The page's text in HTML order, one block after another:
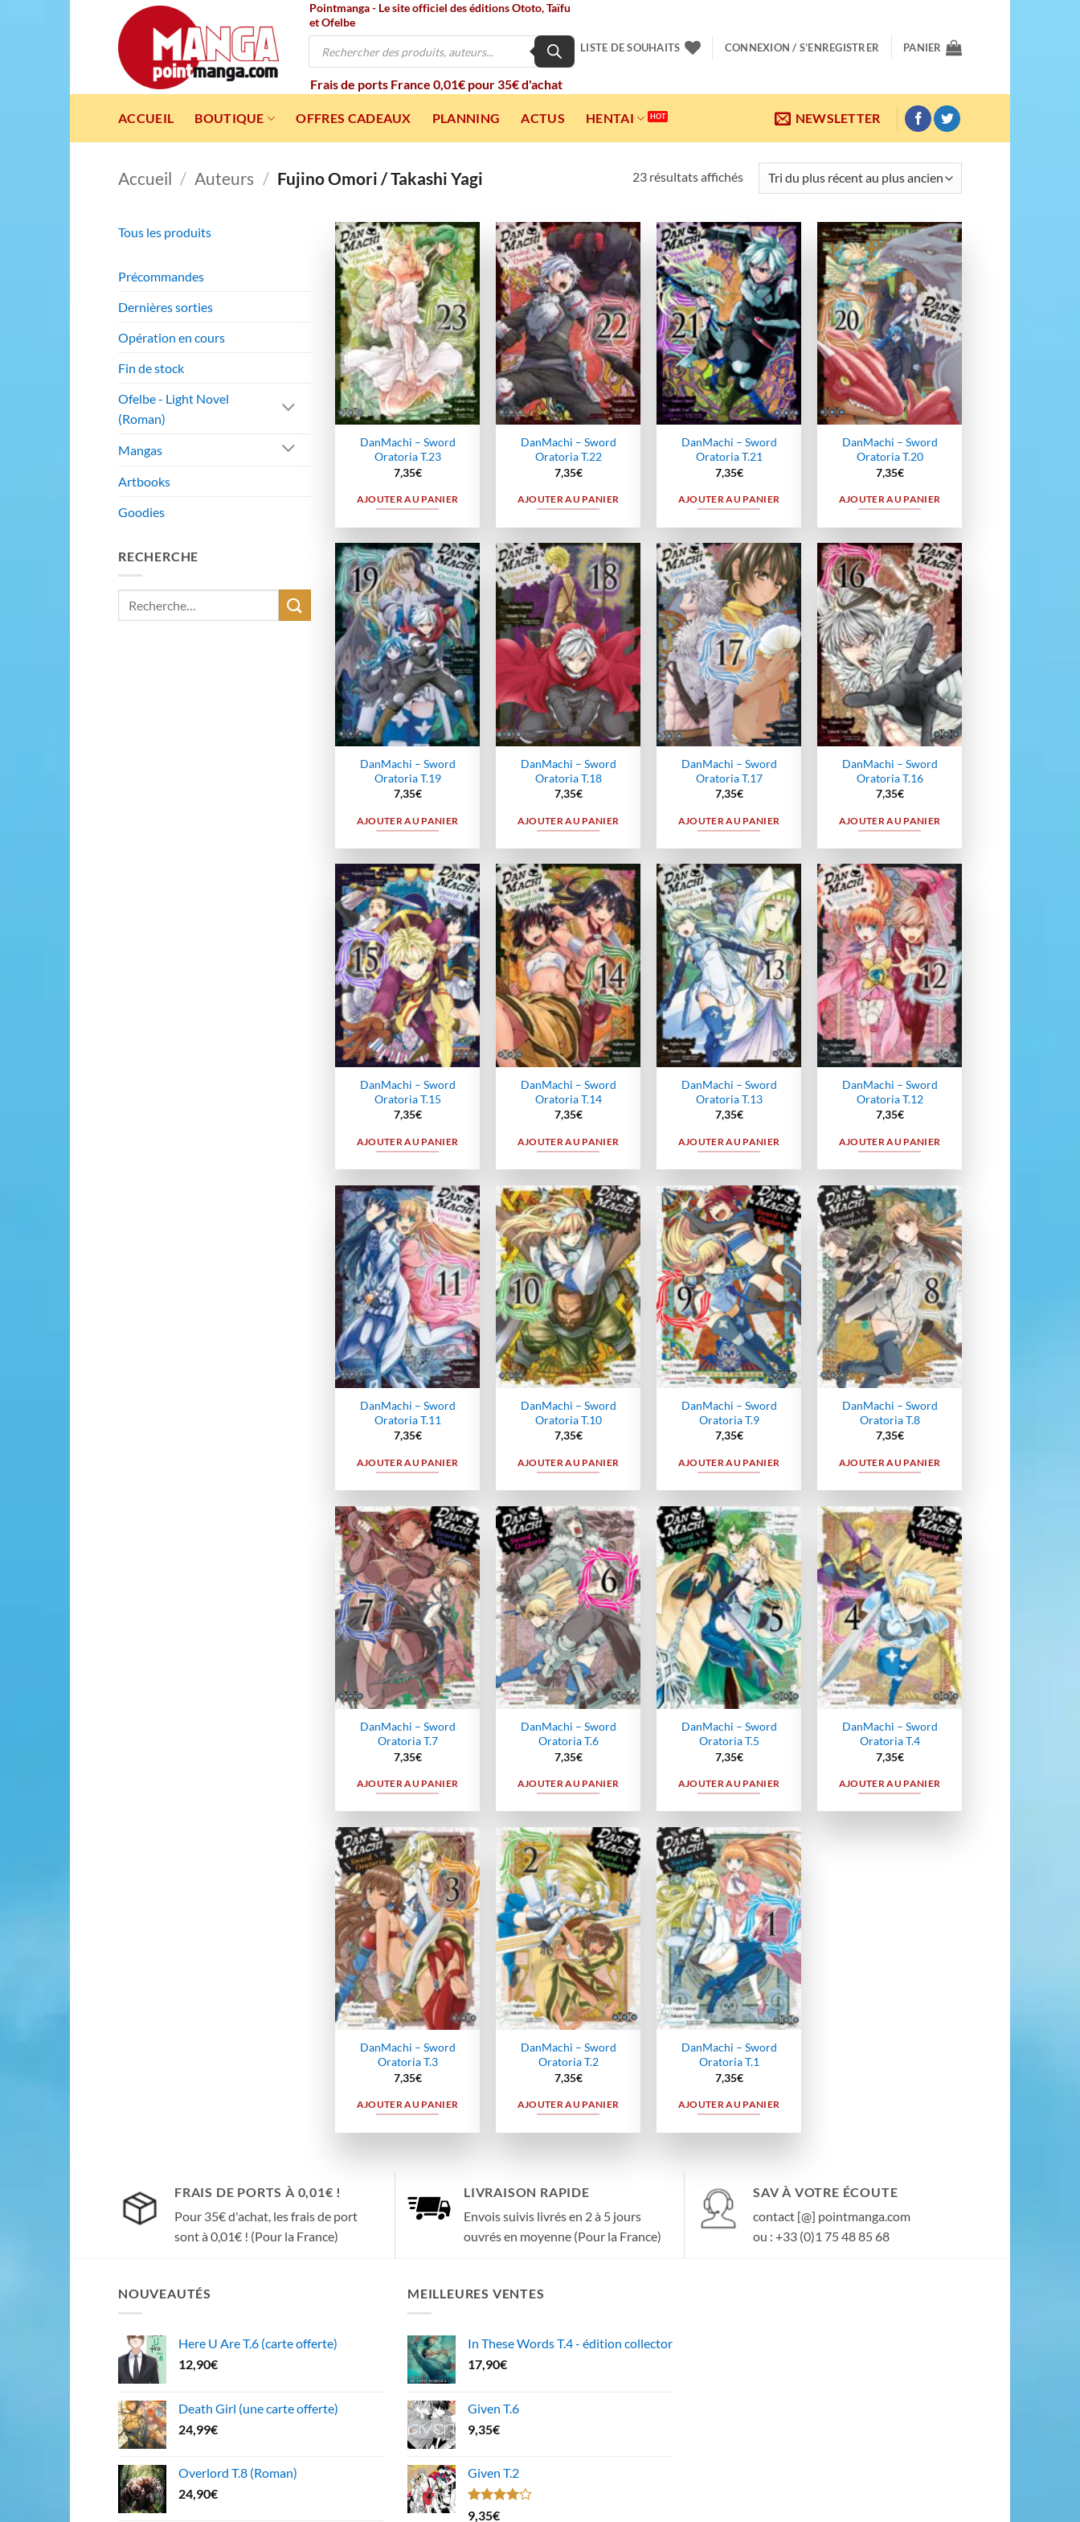
Pointmanga - Le site officiel des éditions Ototo, Taïfu
et Ofelbe
Recherche
Frais de ports France 0,01€ pour 35€ d'achat
LISTE DE SOUHAITS CONNEXION / S’ENREGISTRER PANIER
ACCUEIL BOUTIQUE OFFRES CADEAUX PLANNING ACTUS HENTAI NEWSLETTER
Accueil / Auteurs / Fujino Omori / Takashi Yagi 23 résultats affichésTrié
récent
au
plus
ancien
Tous les produits
Précommandes
Dernières sorties
Opération en cours
Fin de stock
Ofelbe - Light Novel
(Roman)
Mangas
Artbooks
Goodies
RECHERCHE
Ajouter
à la
wishlist
DanMachi – Sword
Oratoria T.23
7,35€
AJOUTER AU PANIER
Ajouter
à la
wishlist
DanMachi – Sword
Oratoria T.22
7,35€
AJOUTER AU PANIER
Ajouter
à la
wishlist
DanMachi – Sword
Oratoria T.21
7,35€
AJOUTER AU PANIER
Ajouter
à la
wishlist
DanMachi – Sword
Oratoria T.20
7,35€
AJOUTER AU PANIER
Ajouter
à la
wishlist
DanMachi – Sword
Oratoria T.19
7,35€
AJOUTER AU PANIER
Ajouter
à la
wishlist
DanMachi – Sword
Oratoria T.18
7,35€
AJOUTER AU PANIER
Ajouter
à la
wishlist
DanMachi – Sword
Oratoria T.17
7,35€
AJOUTER AU PANIER
Ajouter
à la
wishlist
DanMachi – Sword
Oratoria T.16
7,35€
AJOUTER AU PANIER
Ajouter
à la
wishlist
DanMachi – Sword
Oratoria T.15
7,35€
AJOUTER AU PANIER
Ajouter
à la
wishlist
DanMachi – Sword
Oratoria T.14
7,35€
AJOUTER AU PANIER
Ajouter
à la
wishlist
DanMachi – Sword
Oratoria T.13
7,35€
AJOUTER AU PANIER
Ajouter
à la
wishlist
DanMachi – Sword
Oratoria T.12
7,35€
AJOUTER AU PANIER
Ajouter
à la
wishlist
DanMachi – Sword
Oratoria T.11
7,35€
AJOUTER AU PANIER
Ajouter
à la
wishlist
DanMachi – Sword
Oratoria T.10
7,35€
AJOUTER AU PANIER
Ajouter
à la
wishlist
DanMachi – Sword
Oratoria T.9
7,35€
AJOUTER AU PANIER
Ajouter
à la
wishlist
DanMachi – Sword
Oratoria T.8
7,35€
AJOUTER AU PANIER
Ajouter
à la
wishlist
DanMachi – Sword
Oratoria T.7
7,35€
AJOUTER AU PANIER
Ajouter
à la
wishlist
DanMachi – Sword
Oratoria T.6
7,35€
AJOUTER AU PANIER
Ajouter
à la
wishlist
DanMachi – Sword
Oratoria T.5
7,35€
AJOUTER AU PANIER
Ajouter
à la
wishlist
DanMachi – Sword
Oratoria T.4
7,35€
AJOUTER AU PANIER
Ajouter
à la
wishlist
DanMachi – Sword
Oratoria T.3
7,35€
AJOUTER AU PANIER
Ajouter
à la
wishlist
DanMachi – Sword
Oratoria T.2
7,35€
AJOUTER AU PANIER
Ajouter
à la
wishlist
DanMachi – Sword
Oratoria T.1
7,35€
AJOUTER AU PANIER
FRAIS DE PORTS À 0,01€ !
Pour 35€ d'achat, les frais de port
sont à 0,01€ ! (Pour la France)
LIVRAISON RAPIDE
Envois suivis livrés en 2 à 5 jours
ouvrés en moyenne (Pour la France)
SAV À VOTRE ÉCOUTE
contact [@] pointmanga.com
ou : +33 (0)1 75 48 85 68
NOUVEAUTÉS
Here U Are T.6 (carte offerte)
12,90€
Death Girl (une carte offerte)
24,99€
Overlord T.8 (Roman)
24,90€
MEILLEURES VENTES
In These Words T.4 - édition collector
17,90€
Given T.6
9,35€
Given T.2
Note
9,35€